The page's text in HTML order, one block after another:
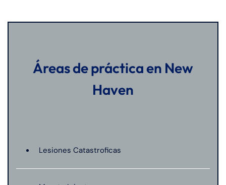
Áreas de práctica en New
Haven
Lesiones Catastroficas